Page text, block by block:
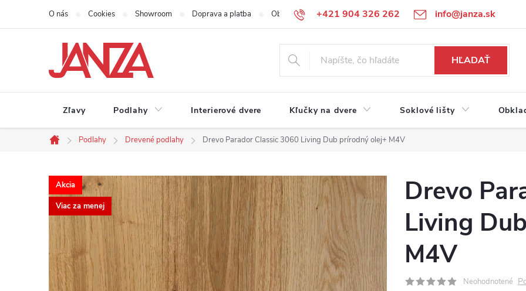
Prejsť na obsah +421 904 326 262 info@janza.sk
O nás Cookies Showroom Doprava a platba Obchodné podmienky Reklamačné podmienky Podmienky
HĽADAŤ
Zľavy Podlahy Interierové dvere Kľučky na dvere Soklové lišty
Domov
Podlahy Drevené podlahy Drevo Parador Classic 3060 Living Dub prírodný olej+ M4V
Akcia
Viac za menej
Drevo
Living
M4V
Neohodnotené